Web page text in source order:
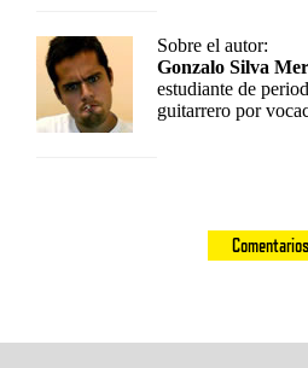
Sobre el autor:
Gonzalo Silva
estudiante de
guitarrero por
Comentarios